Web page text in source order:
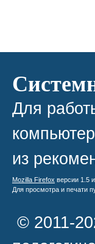
Для
из
Mozilla Firefox версии 1.5
Для просмотра и печати
© 2011-